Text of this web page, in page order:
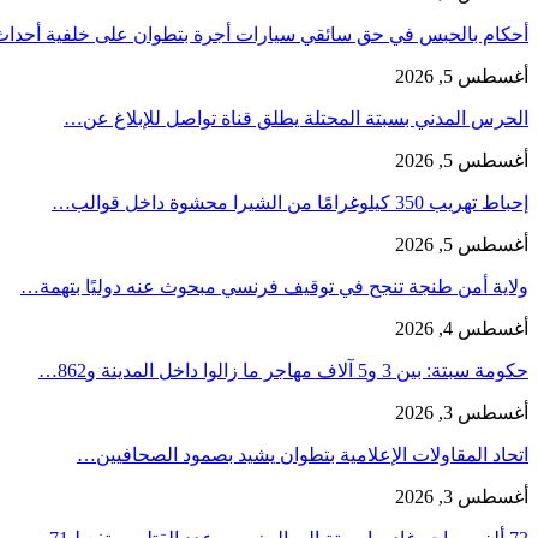
أحكام بالحبس في حق سائقي سيارات أجرة بتطوان على خلفية
أغسطس 5, 2026
الحرس المدني بسبتة المحتلة يطلق قناة تواصل للإبلاغ عن…
أغسطس 5, 2026
إحباط تهريب 350 كيلوغرامًا من الشيرا محشوة داخل قوالب…
أغسطس 5, 2026
ولاية أمن طنجة تنجح في توقيف فرنسي مبحوث عنه دوليًا بتهمة…
أغسطس 4, 2026
حكومة سبتة: بين 3 و5 آلاف مهاجر ما زالوا داخل المدينة و862…
أغسطس 3, 2026
اتحاد المقاولات الإعلامية بتطوان يشيد بصمود الصحافيين…
أغسطس 3, 2026